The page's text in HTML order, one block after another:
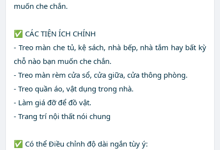
muốn che chắn.
✅ CÁC TIỆN ÍCH CHÍNH
- Treo màn che tủ, kệ sách, nhà bếp, nhà tắm hay bất kỳ
chỗ nào bạn muốn che chắn.
- Treo màn rèm cửa sổ, cửa giữa, cửa thông phòng.
- Treo quần áo, vật dụng trong nhà.
- Làm giá đỡ để đồ vật.
- Trang trí nội thất nói chung
✅ Có thể Điều chỉnh độ dài ngắn tùy ý: